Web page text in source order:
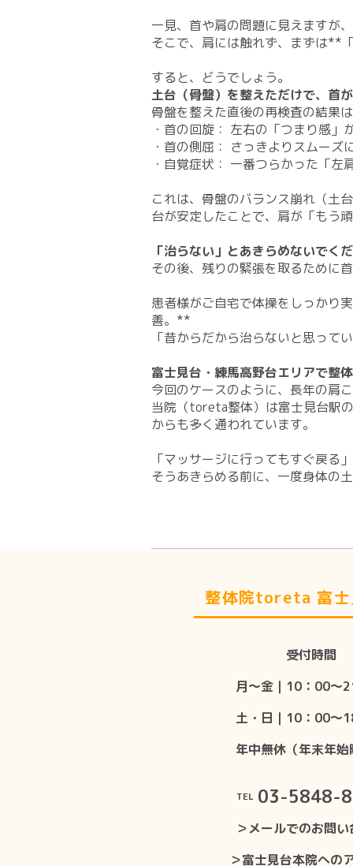
一見、首や肩の問題に見えますが
そこで、肩には触れず、まずは**
すると、どうでしょう。
土台（骨盤）を整えただけで、首
骨盤を整えた直後の再検査の結果
・​首の回旋： 左右の「つまり感」
・首の側屈： さっきよりスムーズ
・自覚症状： 一番つらかった「左
これは、骨盤のバランス崩れ（土
台が安定したことで、肩が「もう
「治らない」とあきらめないでく
その後、残りの緊張を取るために
患者様がご自宅で体操をしっかり
善。**
「昔からだから治らないと思って
富士見台・練馬高野台エリアで整
今回のケースのように、長年の肩
当院（toreta整体）は富士見台駅
からも多く通われています。
「マッサージに行ってもすぐ戻る
そうあきらめる前に、一度身体の
整体院toreta 富士
受付時間
月〜金｜10：00〜
土・日｜10：00〜
年中無休（年末年始
TEL 03-5848-
＞メールでのお問い
＞富士見台本院への